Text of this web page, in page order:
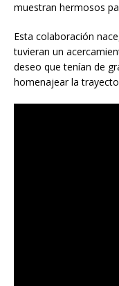
muestran hermosos
Esta colaboración
tuvieran un
deseo que tenían de
homenajear la